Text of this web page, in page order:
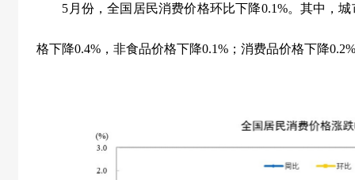
5 月份，全国居民消费价格环比下降0.1%。其中，城
格下降0.4% ，非食品价格下降0.1% ；消费品价格下降0.2%